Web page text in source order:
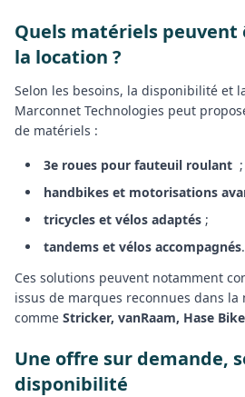
Quels matériels peuvent
la location ?
Selon les besoins, la disponibilité et
Marconnet Technologies peut
de matériels :
3e roues pour fauteuil roulant ;
handbikes et motorisations
tricycles et vélos adaptés ;
tandems et vélos accompagnés.
Ces solutions peuvent notamment
issus de marques reconnues dans la
comme Stricker, vanRaam, Hase
Une offre sur demande,
disponibilité